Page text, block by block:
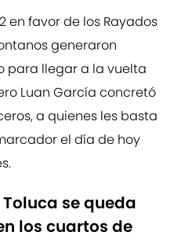
en favor de los Rayados
generaron
para llegar a la vuelta
Luan García concretó
a quienes les basta
el día de hoy
se queda
los cuartos de